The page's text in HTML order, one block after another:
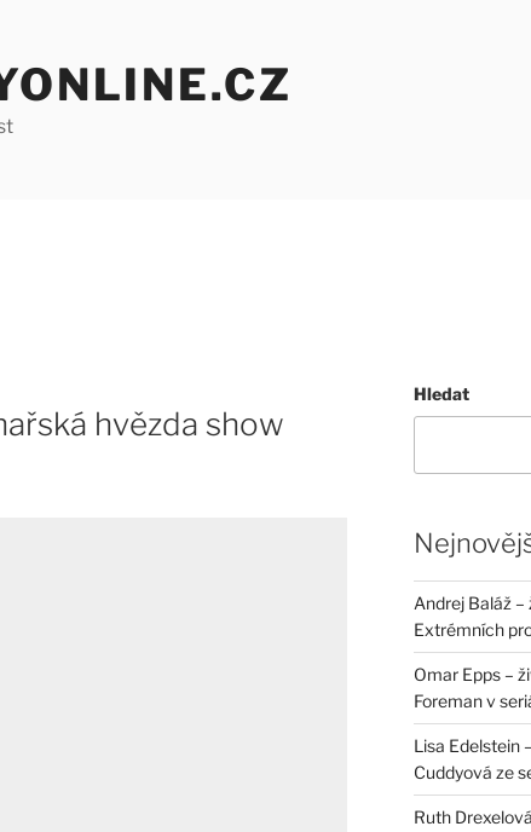
hvězda show
Hledat
Andrej Baláž
Extrémních
Omar Epps –
Foreman v
Lisa Edelstein
Cuddyová ze
Ruth